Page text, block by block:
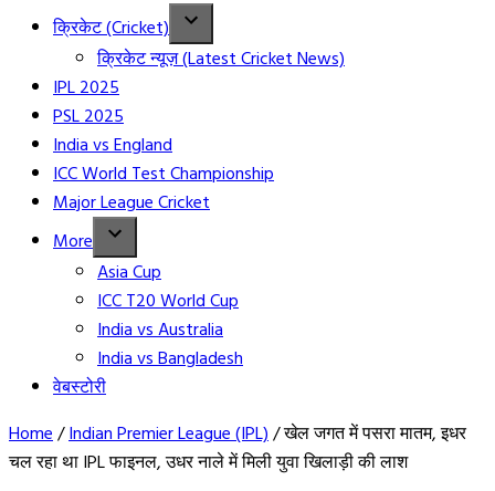
क्रिकेट (Cricket)
क्रिकेट न्यूज़ (Latest Cricket News)
IPL 2025
PSL 2025
India vs England
ICC World Test Championship
Major League Cricket
More
Asia Cup
ICC T20 World Cup
India vs Australia
India vs Bangladesh
वेबस्टोरी
Home/Indian Premier League (IPL)/खेल जगत में पसरा मातम, इधर
चल रहा था IPL फाइनल, उधर नाले में मिली युवा खिलाड़ी की लाश